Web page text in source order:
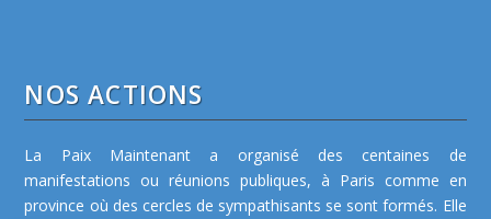
NOS ACTIONS
La Paix Maintenant a organisé des centaines de
manifestations ou réunions publiques, à Paris comme en
province où des cercles de sympathisants se sont formés. Elle